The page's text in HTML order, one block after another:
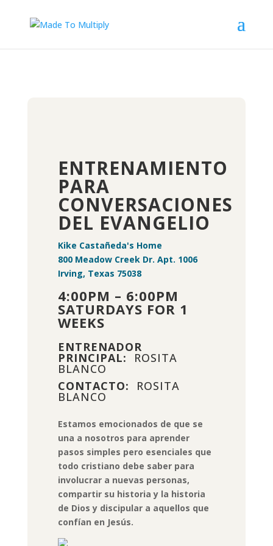
ENTRENAMIENTO
PARA
CONVERSACIONES
DEL EVANGELIO
Kike Castañeda's Home
800 Meadow Creek Dr. Apt. 1006
Irving, Texas 75038
4:00PM – 6:00PM
SATURDAYS FOR 1
WEEKS
ENTRENADOR
PRINCIPAL: ROSITA
BLANCO
CONTACTO:
ROSITA
BLANCO
Estamos emocionados de que se
una a nosotros para aprender
pasos simples pero esenciales que
todo cristiano debe saber para
involucrar a nuevas personas,
compartir su historia y la historia
de Dios y discipular a aquellos que
confían en Jesús.